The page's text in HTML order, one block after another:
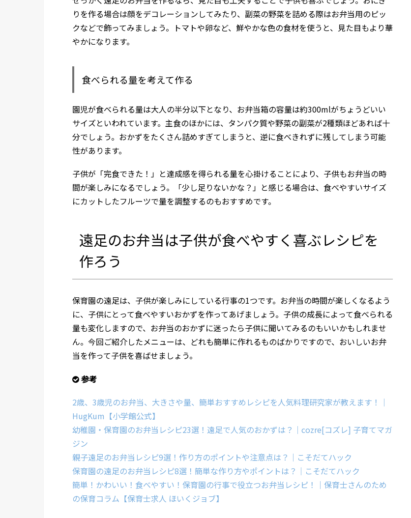
りを作る場合は顔をデコレーションしてみたり、副菜の野菜を詰める際はお弁当用のピッ
クなどで飾ってみましょう。トマトや卵など、鮮やかな色の食材を使うと、見た目もより華
やかになります。
食べられる量を考えて作る
園児が食べられる量は大人の半分以下となり、お弁当箱の容量は約300mlがちょうどいい
サイズといわれています。主食のほかには、タンパク質や野菜の副菜が2種類ほどあれば十
分でしょう。おかずをたくさん詰めすぎてしまうと、逆に食べきれずに残してしまう可能
性があります。
子供が「完食できた！」と達成感を得られる量を心掛けることにより、子供もお弁当の時
間が楽しみになるでしょう。「少し足りないかな？」と感じる場合は、食べやすいサイズ
にカットしたフルーツで量を調整するのもおすすめです。
遠足のお弁当は子供が食べやすく喜ぶレシピを
作ろう
保育園の遠足は、子供が楽しみにしている行事の1つです。お弁当の時間が楽しくなるよう
に、子供にとって食べやすいおかずを作ってあげましょう。子供の成長によって食べられる
量も変化しますので、お弁当のおかずに迷ったら子供に聞いてみるのもいいかもしれませ
ん。今回ご紹介したメニューは、どれも簡単に作れるものばかりですので、おいしいお弁
当を作って子供を喜ばせましょう。
参考
2歳、3歳児のお弁当、大きさや量、簡単おすすめレシピを人気料理研究家が教えます！｜
HugKum【小学館公式】
幼稚園・保育園のお弁当レシピ23選！遠足で人気のおかずは？｜cozre[コズレ] 子育てマガ
ジン
親子遠足のお弁当レシピ9選！作り方のポイントや注意点は？｜こそだてハック
保育園の遠足のお弁当レシピ8選！簡単な作り方やポイントは？｜こそだてハック
簡単！かわいい！食べやすい！保育園の行事で役立つお弁当レシピ！｜保育士さんのため
の保育コラム【保育士求人 ほいくジョブ】